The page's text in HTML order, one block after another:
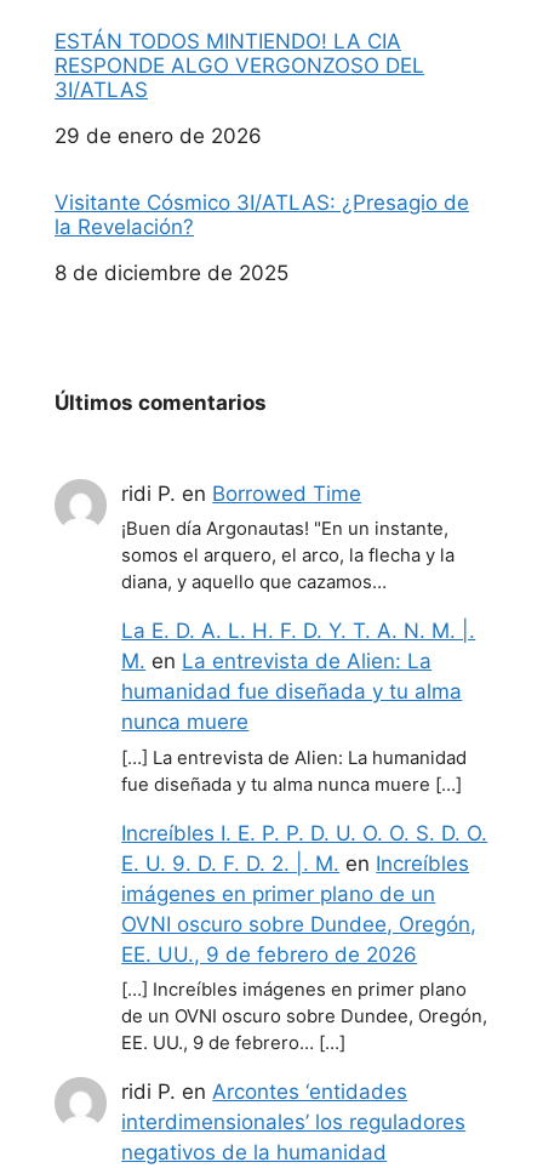
ESTÁN TODOS MINTIENDO! LA CIA
RESPONDE ALGO VERGONZOSO DEL
3I/ATLAS
Fecha
29 de enero de 2026
Visitante Cósmico 3I/ATLAS: ¿Presagio de
la Revelación?
Fecha
8 de diciembre de 2025
Últimos comentarios
ridi P. en Borrowed Time
¡Buen día Argonautas! "En un instante,
somos el arquero, el arco, la flecha y la
diana, y aquello que cazamos…
La E. D. A. L. H. F. D. Y. T. A. N. M. |.
M. en La entrevista de Alien: La
humanidad fue diseñada y tu alma
nunca muere
[…] La entrevista de Alien: La humanidad
fue diseñada y tu alma nunca muere […]
Increíbles I. E. P. P. D. U. O. O. S. D. O.
E. U. 9. D. F. D. 2. |. M. en Increíbles
imágenes en primer plano de un
OVNI oscuro sobre Dundee, Oregón,
EE. UU., 9 de febrero de 2026
[…] Increíbles imágenes en primer plano
de un OVNI oscuro sobre Dundee, Oregón,
EE. UU., 9 de febrero… […]
ridi P. enArcontes ‘entidades
interdimensionales’ los reguladores
negativos de la humanidad